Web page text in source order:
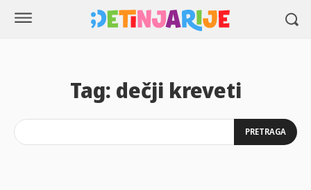
Tag: dečji kreveti
PRETRAGA